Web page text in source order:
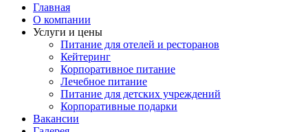
Главная
О компании
Услуги и цены
Питание для отелей и ресторанов
Кейтеринг
Корпоративное питание
Лечебное питание
Питание для детских учреждений
Корпоративные подарки
Вакансии